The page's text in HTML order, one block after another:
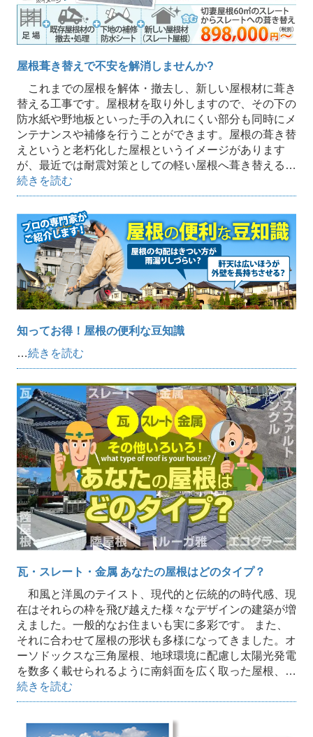
屋根葺き替えで不安を解消しませんか?
これまでの屋根を解体・撤去し、新しい屋根材に葺き
替える工事です。屋根材を取り外しますので、その下の
防水紙や野地板といった手の入れにくい部分も同時にメ
ンテナンスや補修を行うことができます。屋根の葺き替
えというと老朽化した屋根というイメージがあります
が、最近では耐震対策としての軽い屋根へ葺き替える…
続きを読む
知ってお得！屋根の便利な豆知識
…続きを読む
瓦・スレート・金属 あなたの屋根はどのタイプ？
和風と洋風のテイスト、現代的と伝統的の時代感、現
在はそれらの枠を飛び越えた様々なデザインの建築が増
えました。一般的なお住まいも実に多彩です。 また、
それに合わせて屋根の形状も多様になってきました。オ
ーソドックスな三角屋根、地球環境に配慮し太陽光発電
を数多く載せられるように南斜面を広く取った屋根、…
続きを読む